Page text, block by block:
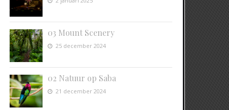
03 Mount Scenery
25 december 2024
02 Natuur op Saba
21 december 2024